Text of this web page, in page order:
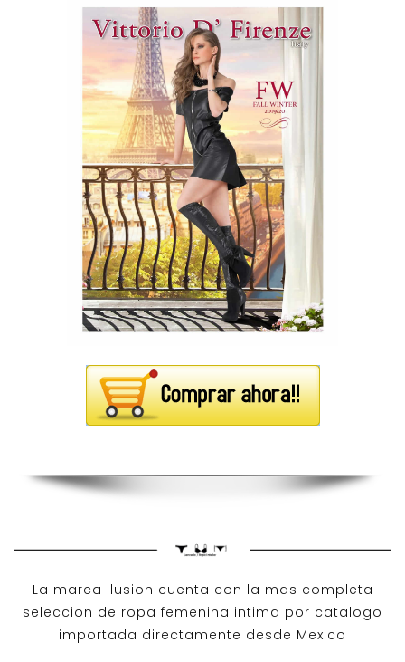
La marca Ilusion cuenta con la mas completa
seleccion de ropa femenina intima por catalogo
importada directamente desde Mexico